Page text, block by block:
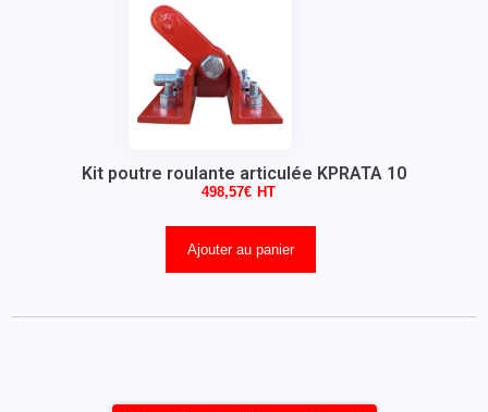
Kit poutre roulante articulée KPRATA 10
498,57€
Ajouter au panier